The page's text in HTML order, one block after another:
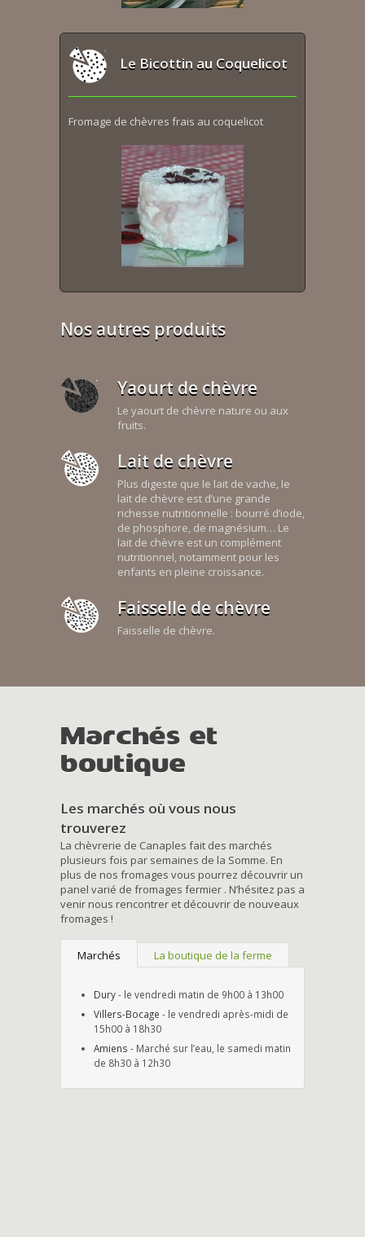
Le Bicottin au Coquelicot
Fromage de chèvres frais au coquelicot
Nos autres produits
Yaourt de chèvre
Le yaourt de chèvre nature ou aux
fruits.
Lait de chèvre
Plus digeste que le lait de vache, le
lait de chèvre est d’une grande
richesse nutritionnelle : bourré d’iode,
de phosphore, de magnésium… Le
lait de chèvre est un complément
nutritionnel, notamment pour les
enfants en pleine croissance.
Faisselle de chèvre
Faisselle de chèvre.
Marchés et
boutique
Les marchés où vous nous
trouverez
La chèvrerie de Canaples fait des marchés
plusieurs fois par semaines de la Somme. En
plus de nos fromages vous pourrez découvrir un
panel varié de fromages fermier . N’hésitez pas a
venir nous rencontrer et découvrir de nouveaux
fromages !
Marchés La boutique de la ferme
Dury- le vendredi matin de 9h00 à 13h00
Villers-Bocage - le vendredi après-midi de
15h00 à 18h30
Amiens - Marché sur l’eau, le samedi matin
de 8h30 à 12h30